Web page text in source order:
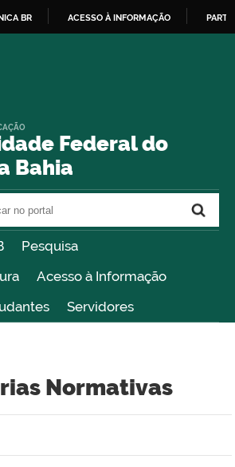
BR ACESSO À INFORMAÇÃO
Federal do
Bahia
Pesquisa
Acesso à Informação
Servidores
Normativas